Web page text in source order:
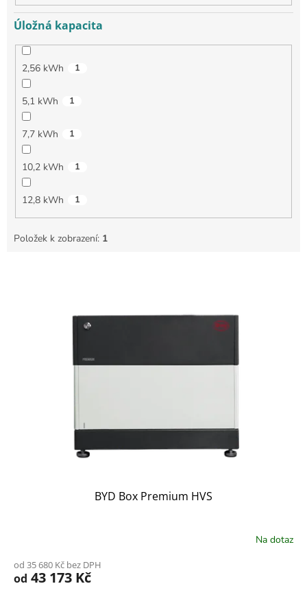
Úložná kapacita
2,56 kWh 1
5,1 kWh 1
7,7 kWh 1
10,2 kWh 1
12,8 kWh 1
Položek k zobrazení: 1
BYD Box Premium HVS
Na dotaz
od 35 680 Kč bez DPH
od 43 173 Kč